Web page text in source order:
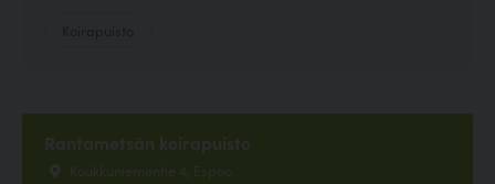
Rantametsän koirapuisto
Koukkuniementie 4, Espoo